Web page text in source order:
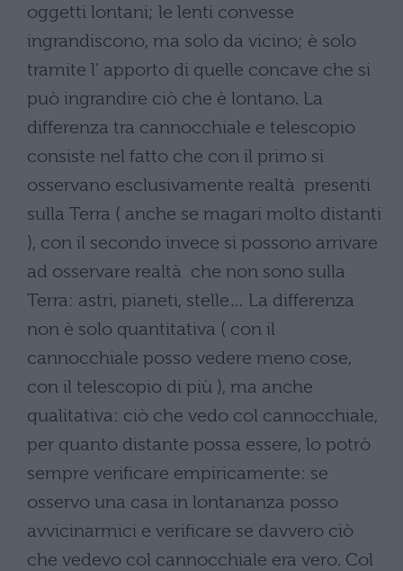
oggetti lontani; le lenti convesse
ingrandiscono, ma solo da vicino; è solo
tramite l’ apporto di quelle concave che si
può ingrandire ciò che è lontano. La
differenza tra cannocchiale e telescopio
consiste nel fatto che con il primo si
osservano esclusivamente realtà presenti
sulla Terra ( anche se magari molto distanti
), con il secondo invece si possono arrivare
ad osservare realtà che non sono sulla
Terra: astri, pianeti, stelle… La differenza
non è solo quantitativa ( con il
cannocchiale posso vedere meno cose,
con il telescopio di più ), ma anche
qualitativa: ciò che vedo col cannocchiale,
per quanto distante possa essere, lo potrò
sempre verificare empiricamente: se
osservo una casa in lontananza posso
avvicinarmici e verificare se davvero ciò
che vedevo col cannocchiale era vero. Col